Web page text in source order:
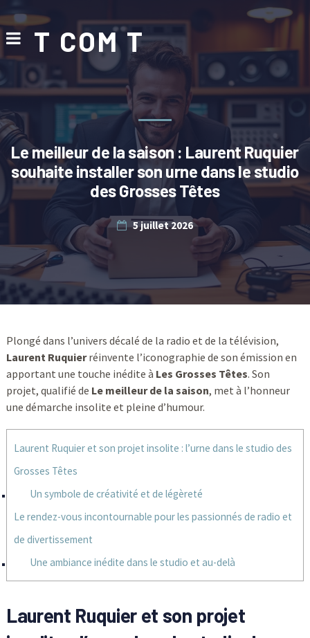
T COM T
Le meilleur de la saison : Laurent Ruquier
souhaite installer son urne dans le studio
des Grosses Têtes
5 juillet 2026
Plongé dans l’univers décalé de la radio et de la télévision,
Laurent Ruquierréinvente l’iconographie de son émission en
apportant une touche inédite à Les Grosses Têtes. Son
projet, qualifié de Le meilleur de la saison, met à l’honneur
une démarche insolite et pleine d’humour.
Laurent Ruquier et son projet insolite : l’urne dans le studio des
Grosses Têtes
Un symbole de créativité et de légèreté
Le rendez-vous incontournable pour les passionnés de radio et
de divertissement
Une ambiance inédite dans le studio et au-delà
Laurent Ruquier et son projet